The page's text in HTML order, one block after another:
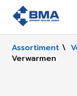
Assortiment \
Verwarmen